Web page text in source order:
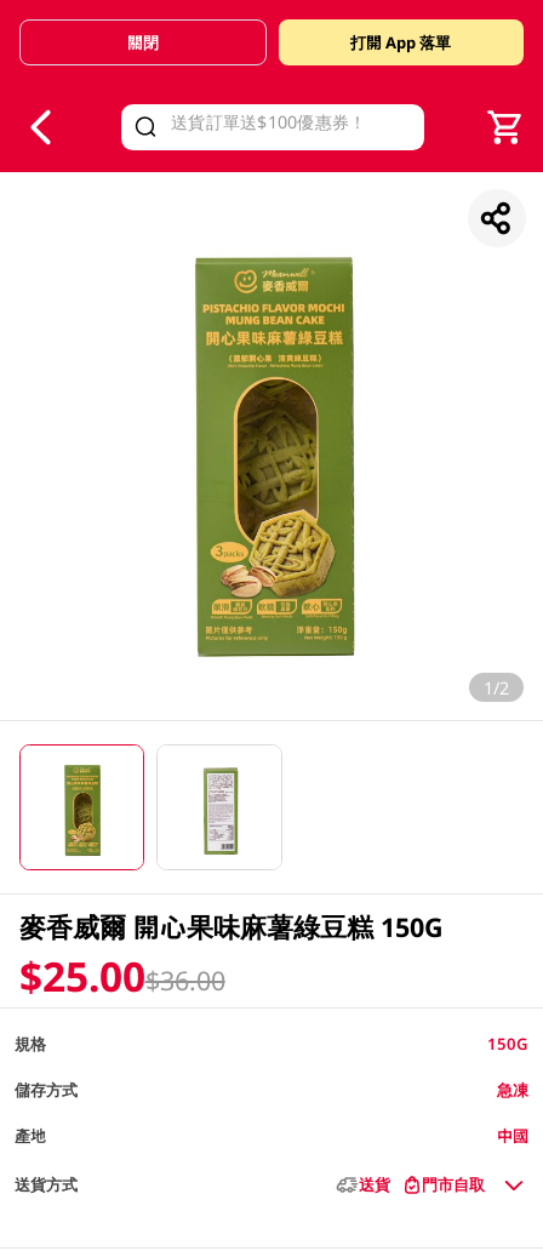
Valid Until 30 June 2026
關閉 打開 App 落單
1/2
麥香威爾 開心果味麻薯綠豆糕 150G
$25.00$36.00
規格 150G
儲存方式 急凍
產地 中國
送貨方式 送貨 門市自取